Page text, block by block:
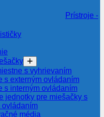
Prístroje -
s vyhrievaním
s externým ovládaním
s interným ovládaním
jednotky pre miešačky s
ovládaním
média